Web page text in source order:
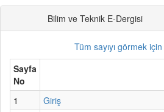
Bilim ve Teknik E-Dergisi
Tüm sayıyı görmek için
Sayfa
No
1
Giriş